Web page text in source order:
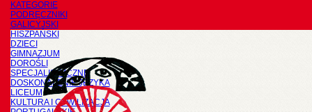
KATEGORIE
PODRĘCZNIKI
GALICYJSKI
HISZPAŃSKI
DZIECI
GIMNAZJUM
DOROŚLI
SPECJALISTYCZNE
DOSKONALENIE JĘZYKA
LICEUM
KULTURA I CYWILIZACJA